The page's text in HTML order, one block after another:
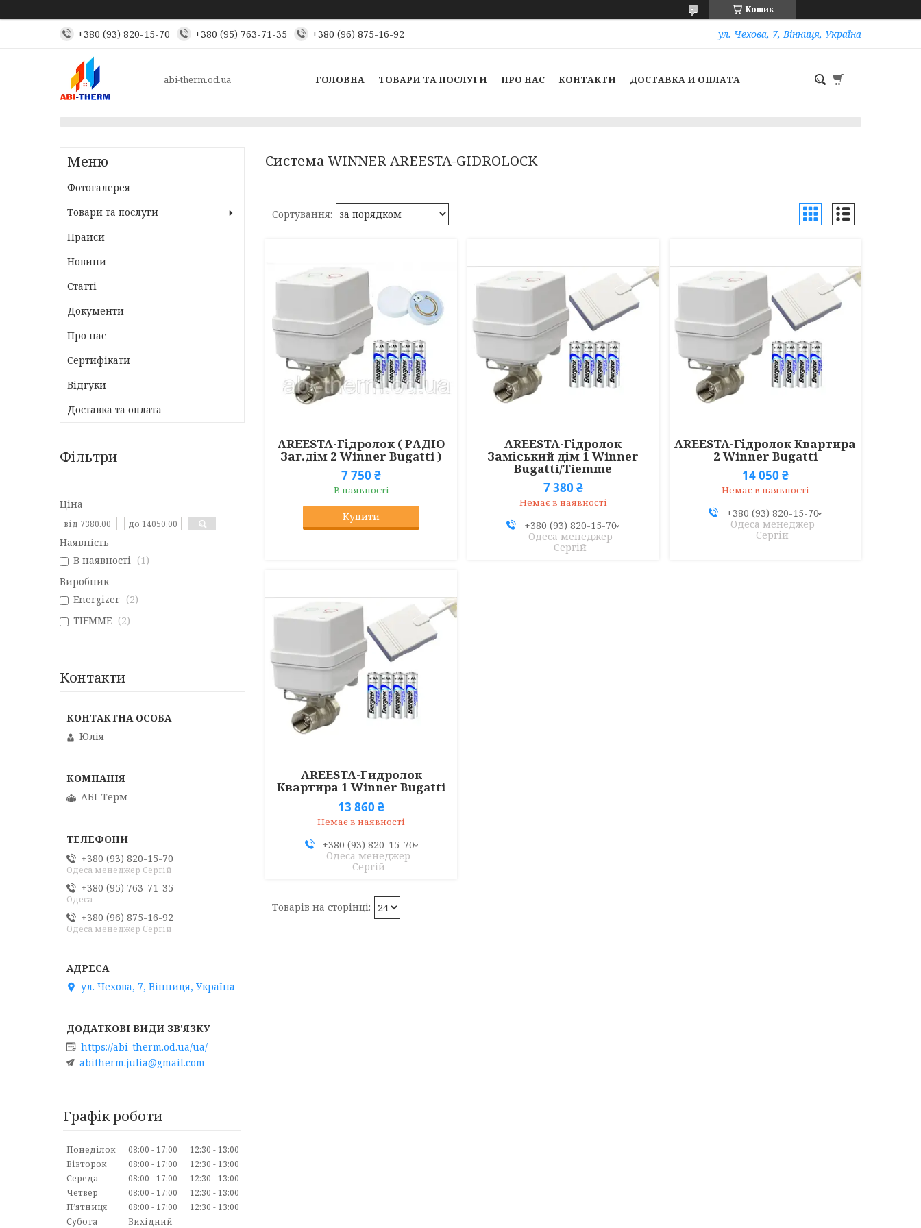
Кошик
+380 (93) 820-15-70 +380 (95) 763-71-35 +380 (96) 875-16-92 ул. Чехова, 7, Вінниця, Україна
abi-therm.od.ua ГОЛОВНА ТОВАРИ ТА ПОСЛУГИ ПРО НАС КОНТАКТИ ДОСТАВКА И ОПЛАТА
Система WINNER AREESTA-GIDROLOCK
AREESTA-Гідролок ( РАДІО
Заг.дім 2 Winner Bugatti )
7 750 ₴
В наявності
Купити
AREESTA-Гідролок
Заміський дім 1 Winner
Bugatti/Tiemme
7 380 ₴
Немає в наявності
+380 (93) 820-15-70
Одеса менеджер
Сергій
AREESTA-Гідролок Квартира
2 Winner Bugatti
14 050 ₴
Немає в наявності
+380 (93) 820-15-70
Одеса менеджер
Сергій
AREESTA-Гидролок
Квартира 1 Winner Bugatti
13 860 ₴
Немає в наявності
+380 (93) 820-15-70
Одеса менеджер
Сергій
Фотогалерея
Товари та послуги
Прайси
Новини
Статті
Документи
Про нас
Сертифікати
Відгуки
Доставка та оплата
Фільтри
Ціна
Наявність
В наявності
1
Виробник
Energizer
2
TIEMME
2
Контакти
Юлія
АБІ-Терм
+380 (93) 820-15-70
Одеса менеджер Сергій
+380 (95) 763-71-35
Одеса
+380 (96) 875-16-92
Одеса менеджер Сергій
ул. Чехова, 7, Вінниця, Україна
https://abi-therm.od.ua/ua/
abitherm.julia@gmail.com
Графік роботи
Понеділок 08:00 17:00 12:30
13:00
Вівторок
08:00 17:00 12:30
13:00
Середа
08:00 17:00 12:30
13:00
Четвер
08:00 17:00 12:30
13:00
Пʼятниця
08:00 17:00 12:30
13:00
Субота
Вихідний